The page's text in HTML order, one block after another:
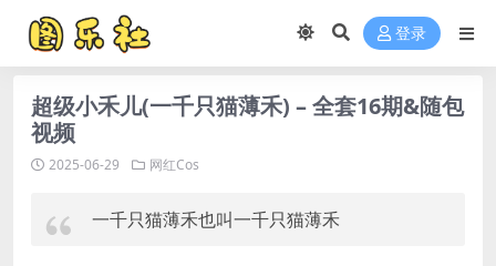
登录
超级小禾儿(一千只猫薄禾) – 全套16期&随包
视频
2025-06-29 网红Cos
一千只猫薄禾也叫一千只猫薄禾